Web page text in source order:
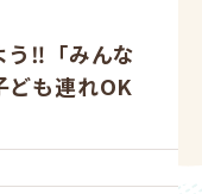
う‼「みんな
ども連れOK